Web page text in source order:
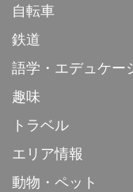
自転車
鉄道
語学・エデュケー
趣味
トラベル
エリア情報
動物・ペット